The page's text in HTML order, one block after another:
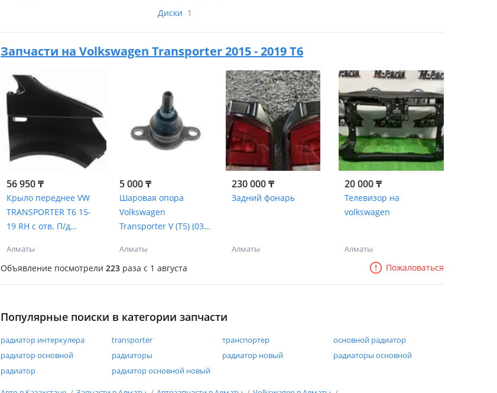
Диски 1
Запчасти на Volkswagen Transporter 2015 - 2019 T6
56 950 ₸
Крыло переднее VW
TRANSPORTER T6 15-
19 RH с отв. П/д
Алматы
5 000 ₸
Шаровая опора
Volkswagen
Transporter V (T5) (03-
Алматы
230 000 ₸
Задний фонарь
Алматы
20 000 ₸
Телевизор на
volkswagen
Алматы
Объявление посмотрели 223 раза c 1 августа Пожаловаться
Популярные поиски в категории запчасти
радиатор интеркулера transporter транспортер
основной радиатор
радиатор основной
радиаторы радиатор новый
радиаторы основной
радиатор
радиатор основной новый